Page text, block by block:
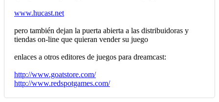
www.hucast.net
pero también dejan la puerta abierta a las distribuidoras y
tiendas on-line que quieran vender su juego
enlaces a otros editores de juegos para dreamcast:
http://www.goatstore.com/
http://www.redspotgames.com/